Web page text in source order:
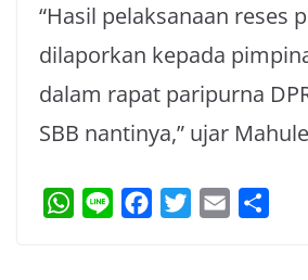
“Hasil pelaksanaan reses
dilaporkan kepada
dalam rapat paripurna
SBB nantinya,” ujar
W